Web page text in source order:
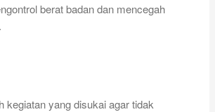
berat badan dan mencegah
kegiatan yang disukai agar tidak